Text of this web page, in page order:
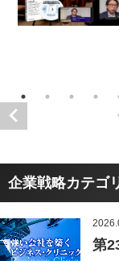
企業戦略カテゴ
第